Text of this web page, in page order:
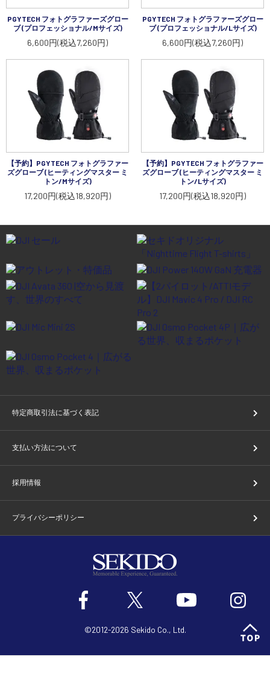
取扱店舗一覧
コーポレートサイト
SEKIDO 会社概要
PGYTECH フォトグラファーズグロー
ブ (プロフェッショナル/Mサイズ)
6,600円(税込7,260円)
PGYTECH フォトグラファーズグロー
ブ (プロフェッショナル/Lサイズ)
6,600円(税込7,260円)
【予約】PGYTECH フォトグラファー
ズグローブ (ヒーティングマスター ミ
トン/Mサイズ)
17,200円(税込18,920円)
【予約】PGYTECH フォトグラファー
ズグローブ (ヒーティングマスター ミ
トン/Lサイズ)
17,200円(税込18,920円)
特定商取引法に基づく表記
支払い方法について
採用情報
プライバシーポリシー
©2012-2026 Sekido Co., Ltd.